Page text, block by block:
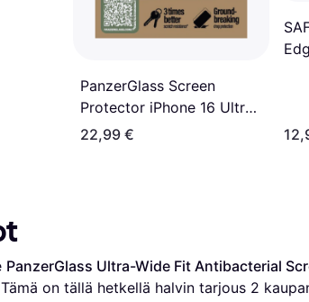
PanzerGlass Screen
Protector iPhone 16 Ultra-
Wide Fit
22,99 €
PanzerGlass Ultra-Wide Fit Antibacterial
on tällä hetkellä halvin tarjous 2